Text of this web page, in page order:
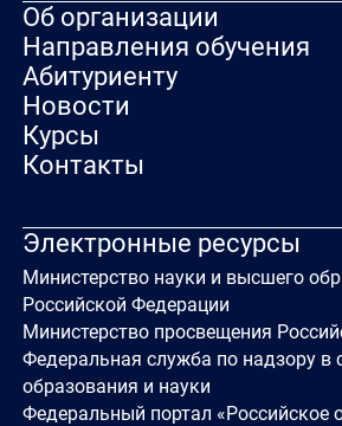
Об организации
Направления обучения
Абитуриенту
Новости
Курсы
Контакты
Электронные ресурсы
Министерство науки и высшего
Российской Федерации
Министерство просвещения
Федеральная служба по надзору в
образования и науки
Федеральный портал «Российское